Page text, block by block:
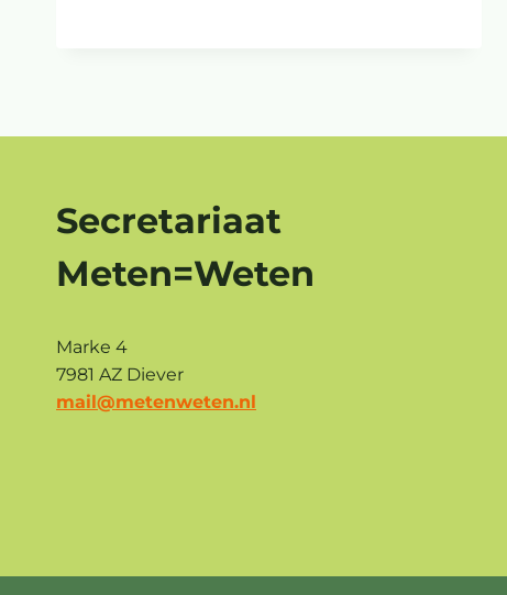
Secretariaat
Meten=Weten
Marke 4
7981 AZ Diever
mail@metenweten.nl